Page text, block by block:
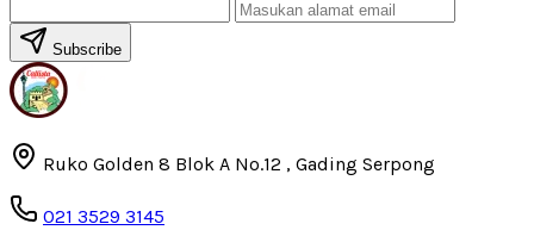
Subscribe
Ruko Golden 8 Blok A No.12 , Gading Serpong
021 3529 3145